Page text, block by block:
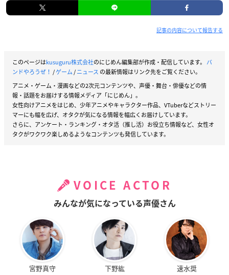
記事の内容について報告する
このページはkusuguru株式会社のにじめん編集部が作成・配信しています。 バ
ンドやろうぜ！ /ゲーム/ニュース の最新情報はリンク先をご覧ください。
アニメ・ゲーム・漫画などの2次元コンテンツや、声優・舞台・俳優などの情
報・話題をお届けする情報メディア「にじめん」。
女性向けアニメをはじめ、少年アニメやキャラクター作品、VTuberなどストリー
マーにも幅を広げ、オタクが気になる情報を幅広くお届けしています。
さらに、アンケート・ランキング・オタ活（推し活）お役立ち情報など、女性オ
タクがワクワク楽しめるようなコンテンツも発信しています。
VOICE ACTOR
みんなが気になっている声優さん
宮野真守 下野紘 速水奨